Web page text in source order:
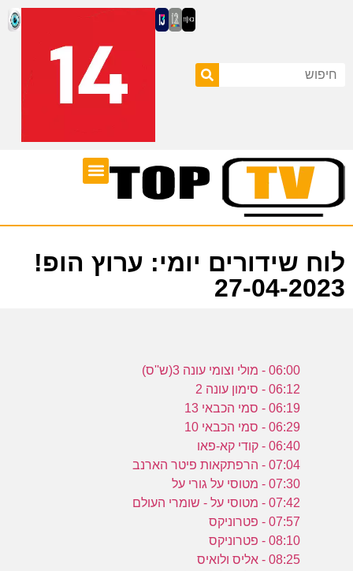
לוח שידורים יומי: ערוץ הופ!
27-04-2023
06:00 - מולי וצומי עונה 3(ש''ס)
06:12 - סימון עונה 2
06:19 - סמי הכבאי 13
06:29 - סמי הכבאי 10
06:40 - קודי קא-פאו
07:04 - הרפתקאות פיטר הארנב
07:30 - מטוסי על גורי על
07:42 - מטוסי על - שומרי העולם
07:57 - פטרוניקס
08:10 - פטרוניקס
08:25 - אליס ולואיס